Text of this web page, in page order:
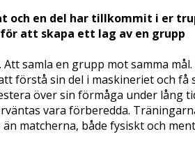
och en del har tillkommit i er
att skapa ett lag av en grupp
samla en grupp mot samma
förstå sin del i maskineriet och få
över sin förmåga under lång
vara förberedda.
matcherna, både fysiskt och